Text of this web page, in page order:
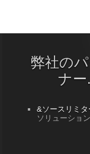
弊社のパ
ナー.
&ソースリミタ
ソリューショ